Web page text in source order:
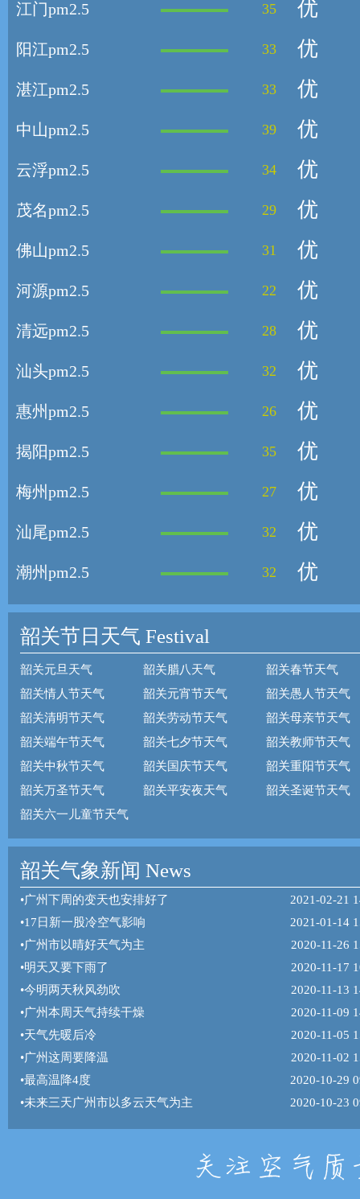
江门pm2.5 35 优
阳江pm2.5 33 优
湛江pm2.5 33 优
中山pm2.5 39 优
云浮pm2.5 34 优
茂名pm2.5 29 优
佛山pm2.5 31 优
河源pm2.5 22 优
清远pm2.5 28 优
汕头pm2.5 32 优
惠州pm2.5 26 优
揭阳pm2.5 35 优
梅州pm2.5 27 优
汕尾pm2.5 32 优
潮州pm2.5 32 优
韶关节日天气 Festival
韶关元旦天气 韶关腊八天气
韶关春节天气
韶关情人节天气
韶关元宵节天气
韶关愚人节天气
韶关清明节天气
韶关劳动节天气
韶关母亲节天气
韶关端午节天气
韶关七夕节天气
韶关教师节天气
韶关中秋节天气
韶关国庆节天气
韶关重阳节天气
韶关万圣节天气
韶关平安夜天气
韶关圣诞节天气
韶关六一儿童节天气
韶关气象新闻 News
•广州下周的变天也安排好了
2021-02-21
•17日新一股冷空气影响
2021-01-14
•广州市以晴好天气为主
2020-11-26
•明天又要下雨了
2020-11-17
•今明两天秋风劲吹
2020-11-13
•广州本周天气持续干燥
2020-11-09
•天气先暖后冷
2020-11-05
•广州这周要降温
2020-11-02
•最高温降4度
2020-10-29
•未来三天广州市以多云天气为主 2020-10-23